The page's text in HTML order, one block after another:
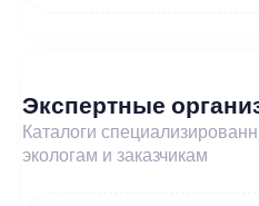
Экспертные
Каталоги
экологам и заказчикам